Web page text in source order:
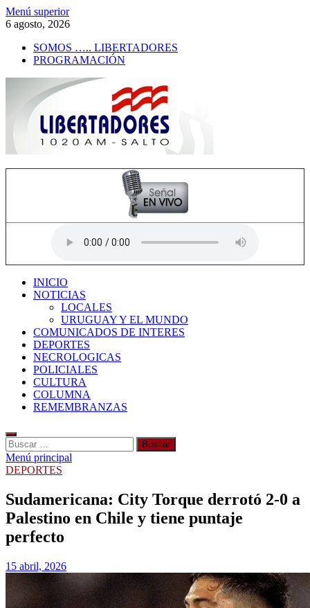
Saltar
al
Menú superior
6 agosto, 2026
SOMOS ….. LIBERTADORES
PROGRAMACIÓN
INICIO
NOTICIAS
LOCALES
URUGUAY Y EL MUNDO
COMUNICADOS DE INTERES
DEPORTES
NECROLOGICAS
POLICIALES
CULTURA
COLUMNA
REMEMBRANZAS
Buscar:
Menú principal
DEPORTES
Sudamericana: City Torque derrotó 2-0 a
Palestino en Chile y tiene puntaje
perfecto
15 abril, 2026